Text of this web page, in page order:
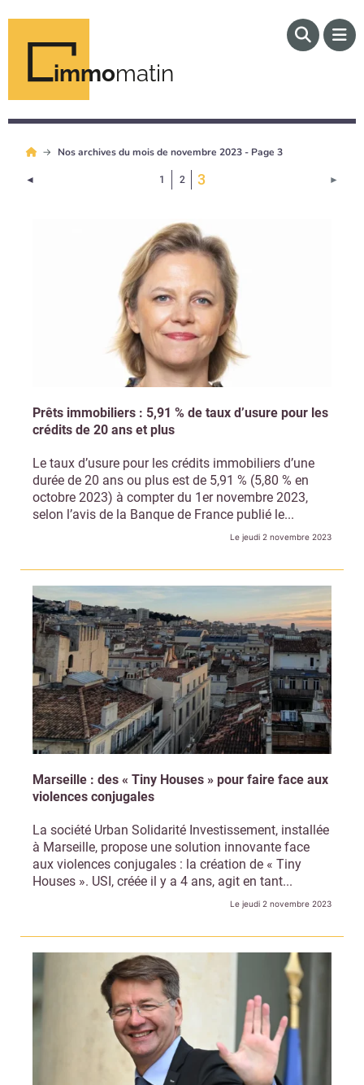
immomatin
Nos archives du mois de novembre 2023 - Page 3
◄ 1 2 3(Page courante) ►
Prêts immobiliers : 5,91 % de taux d’usure pour les
crédits de 20 ans et plus
Le taux d’usure pour les crédits immobiliers d’une
durée de 20 ans ou plus est de 5,91 % (5,80 % en
octobre 2023) à compter du 1er novembre 2023,
selon l’avis de la Banque de France publié le...
Le jeudi 2 novembre 2023
Marseille : des « Tiny Houses » pour faire face aux
violences conjugales
La société Urban Solidarité Investissement, installée
à Marseille, propose une solution innovante face
aux violences conjugales : la création de « Tiny
Houses ». USI, créée il y a 4 ans, agit en tant...
Le jeudi 2 novembre 2023